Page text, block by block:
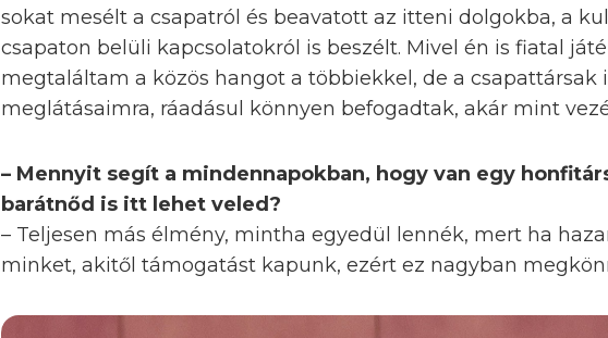
sokat mesélt a csapatról és beavatott az itteni dolgokba, a
csapaton belüli kapcsolatokról is beszélt. Mivel én is fiatal
megtaláltam a közös hangot a többiekkel, de a csapattársak
meglátásaimra, ráadásul könnyen befogadtak, akár mint
– Mennyit segít a mindennapokban, hogy van egy
barátnőd is itt lehet veled?
– Teljesen más élmény, mintha egyedül lennék, mert ha
minket, akitől támogatást kapunk, ezért ez nagyban